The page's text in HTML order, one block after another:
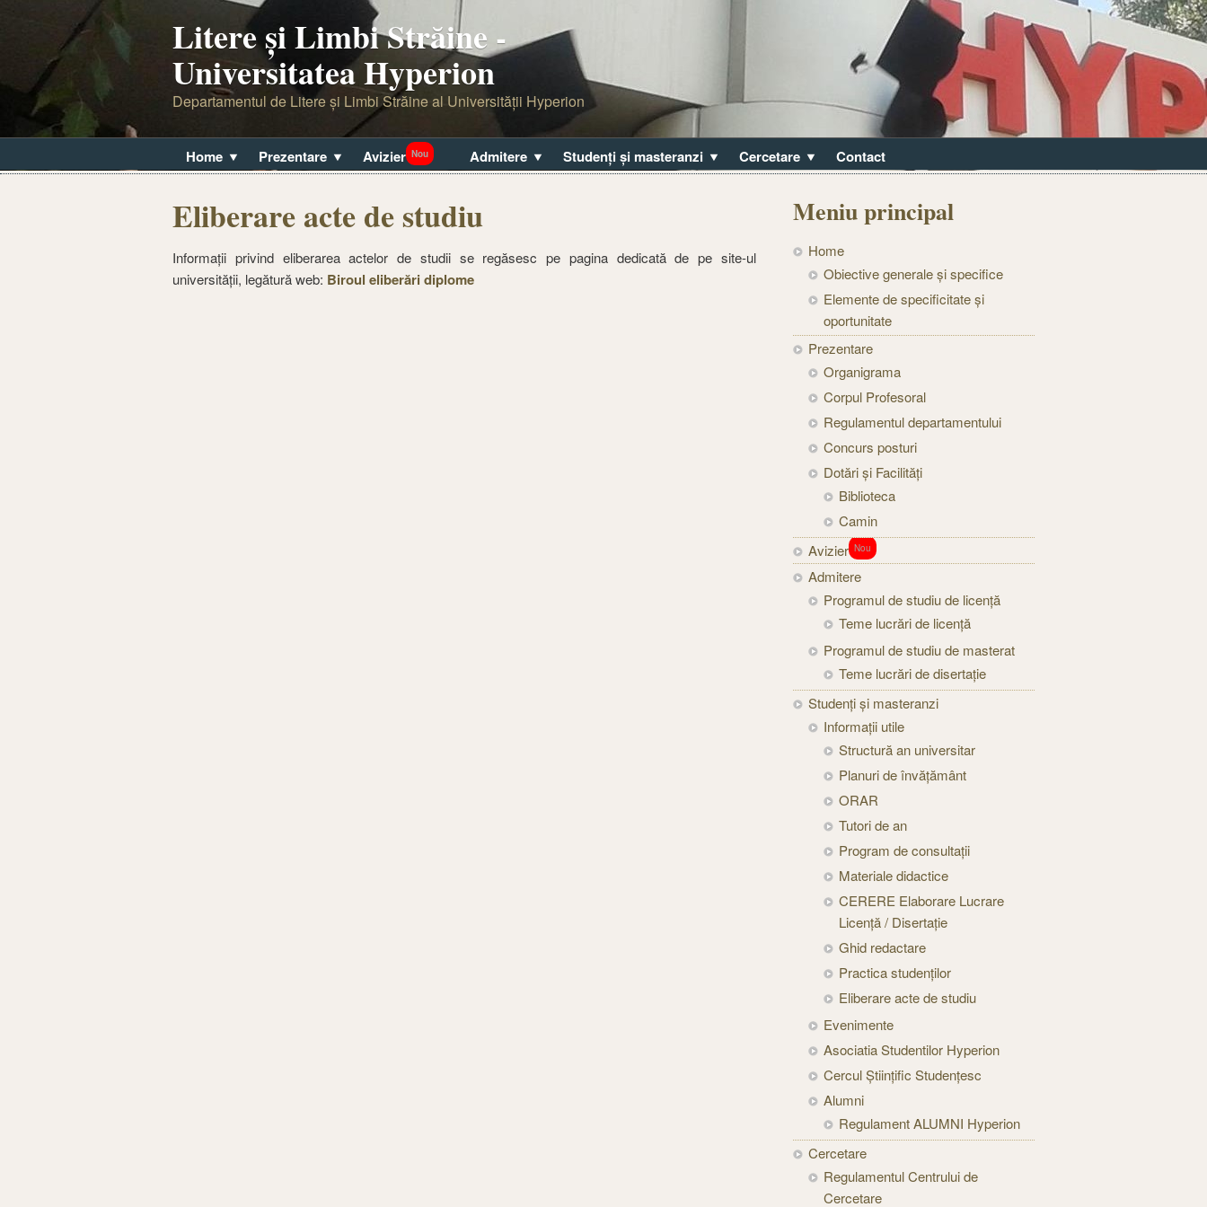
Litere şi Limbi Străine -
Universitatea Hyperion
Departamentul de Litere şi Limbi Străine al Universităţii Hyperion
Home Prezentare Avizier Nou Admitere Studenți şi masteranzi Cercetare Contact
Eliberare acte de studiu
Informații privind eliberarea actelor de studii se regăsesc pe pagina dedicată de pe site-ul
universității, legătură web: Biroul eliberări diplome
Meniu principal
Home
Obiective generale și specifice
Elemente de specificitate și
oportunitate
Prezentare
Organigrama
Corpul Profesoral
Regulamentul departamentului
Concurs posturi
Dotări și Facilități
Biblioteca
Camin
Avizier Nou
Admitere
Programul de studiu de licență
Teme lucrări de licență
Programul de studiu de masterat
Teme lucrări de disertație
Studenți şi masteranzi
Informaţii utile
Structură an universitar
Planuri de învățământ
ORAR
Tutori de an
Program de consultații
Materiale didactice
CERERE Elaborare Lucrare
Licență / Disertație
Ghid redactare
Practica studenților
Eliberare acte de studiu
Evenimente
Asociatia Studentilor Hyperion
Cercul Științific Studențesc
Alumni
Regulament ALUMNI Hyperion
Cercetare
Regulamentul Centrului de
Cercetare